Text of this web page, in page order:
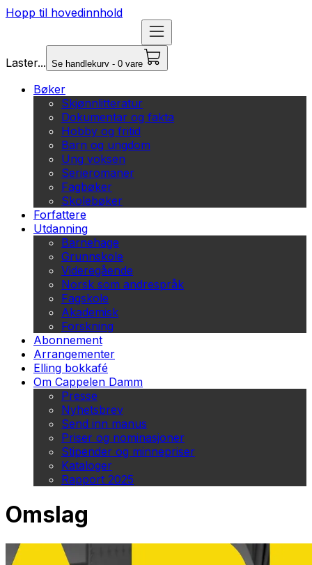
Hopp til hovedinnhold
Laster... Se handlekurv - 0 vare
Bøker
Skjønnlitteratur
Dokumentar og fakta
Hobby og fritid
Barn og ungdom
Ung voksen
Serieromaner
Fagbøker
Skolebøker
Forfattere
Utdanning
Barnehage
Grunnskole
Videregående
Norsk som andrespråk
Fagskole
Akademisk
Forskning
Abonnement
Arrangementer
Elling bokkafé
Om Cappelen Damm
Presse
Nyhetsbrev
Send inn manus
Priser og nominasjoner
Stipender og minnepriser
Kataloger
Rapport 2025
Omslag